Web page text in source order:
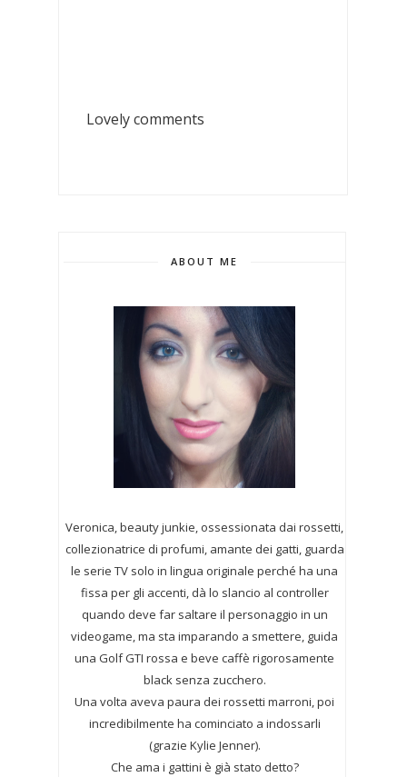
Lovely comments
ABOUT ME
Veronica, beauty junkie, ossessionata dai rossetti,
collezionatrice di profumi, amante dei gatti, guarda
le serie TV solo in lingua originale perché ha una
fissa per gli accenti, dà lo slancio al controller
quando deve far saltare il personaggio in un
videogame, ma sta imparando a smettere, guida
una Golf GTI rossa e beve caffè rigorosamente
black senza zucchero.
Una volta aveva paura dei rossetti marroni, poi
incredibilmente ha cominciato a indossarli
(grazie Kylie Jenner).
Che ama i gattini è già stato detto?